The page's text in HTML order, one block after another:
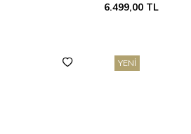
6.499,00 TL
YENI